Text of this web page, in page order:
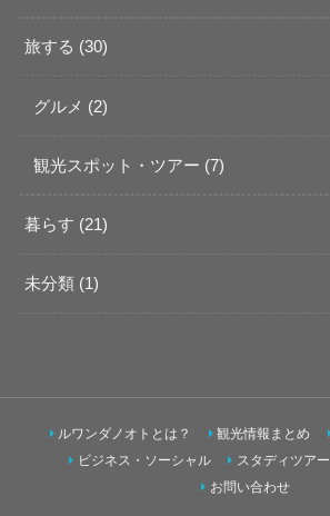
旅する (30)
グルメ (2)
観光スポット・ツアー (7)
暮らす (21)
未分類 (1)
ルワンダノオトとは？ 観光情報まとめ
ビジネス・ソーシャル
スタディツアー
お問い合わせ